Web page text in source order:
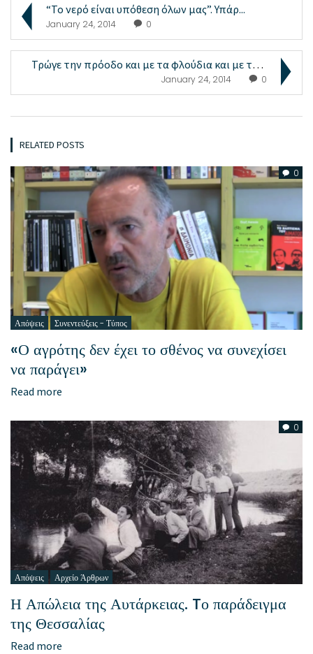
“To νερό είναι υπόθεση όλων μας”. Υπάρ...
January 24, 2014 0
Τρώγε την πρόοδο και με τα φλούδια και με τα κουκο...
January 24, 2014 0
RELATED POSTS
0
Απόψεις Συνεντεύξεις - Τύπος
«Ο αγρότης δεν έχει το σθένος να συνεχίσει
να παράγει»
Read more
0
Απόψεις Αρχείο Άρθρων
Η Απώλεια της Αυτάρκειας. Tο παράδειγμα
της Θεσσαλίας
Read more